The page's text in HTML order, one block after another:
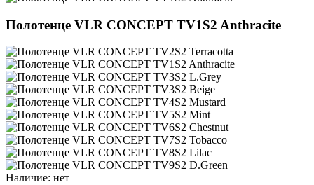
Полотенце VLR CONCEPT TV1S2 Anthracite
Наличие: нет